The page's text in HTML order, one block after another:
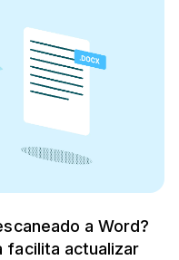
a Word?
facilita actualizar